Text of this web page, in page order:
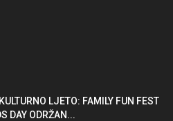
LJETO: FAMILY FUN FEST
DAY ODRŽAN...